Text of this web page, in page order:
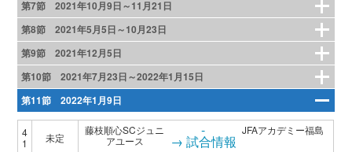
第7節 2021年10月9日～11月21日
第8節 2021年5月5日～10月23日
第9節 2021年12月5日
第10節 2021年7月23日～2022年1月15日
第11節 2022年1月9日
4
1
未定
藤枝順心SCジュニ
アユース
-
→ 試合情報
JFAアカデミー福島